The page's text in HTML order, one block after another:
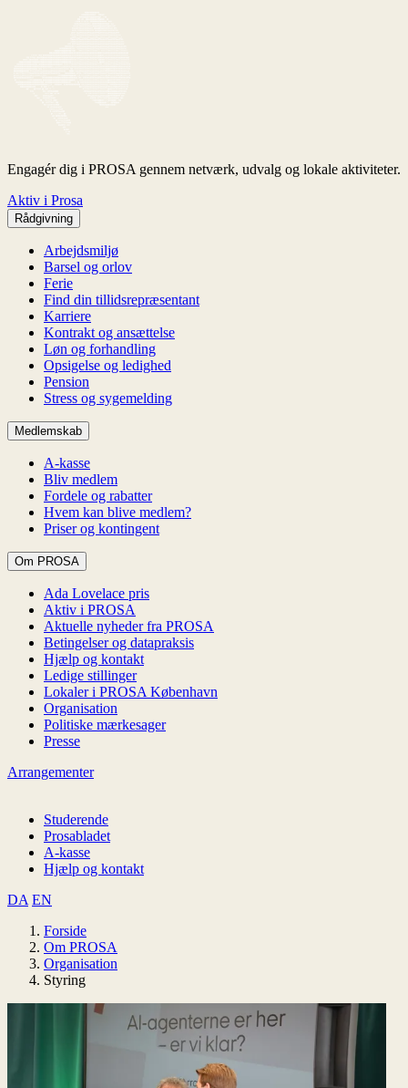
Engagér dig i PROSA gennem netværk, udvalg og lokale aktiviteter.
Aktiv i Prosa
Rådgivning
Arbejdsmiljø
Barsel og orlov
Ferie
Find din tillidsrepræsentant
Karriere
Kontrakt og ansættelse
Løn og forhandling
Opsigelse og ledighed
Pension
Stress og sygemelding
Medlemskab
A-kasse
Bliv medlem
Fordele og rabatter
Hvem kan blive medlem?
Priser og kontingent
Om PROSA
Ada Lovelace pris
Aktiv i PROSA
Aktuelle nyheder fra PROSA
Betingelser og datapraksis
Hjælp og kontakt
Ledige stillinger
Lokaler i PROSA København
Organisation
Politiske mærkesager
Presse
Arrangementer
Studerende
Prosabladet
A-kasse
Hjælp og kontakt
DA EN
Forside
Om PROSA
Organisation
Styring